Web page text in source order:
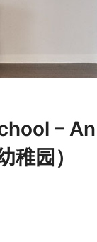
– An
园）